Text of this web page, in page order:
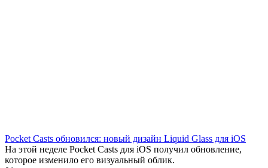
Pocket Casts обновился: новый дизайн Liquid Glass для iOS
На этой неделе Pocket Casts для iOS получил обновление,
которое изменило его визуальный облик.